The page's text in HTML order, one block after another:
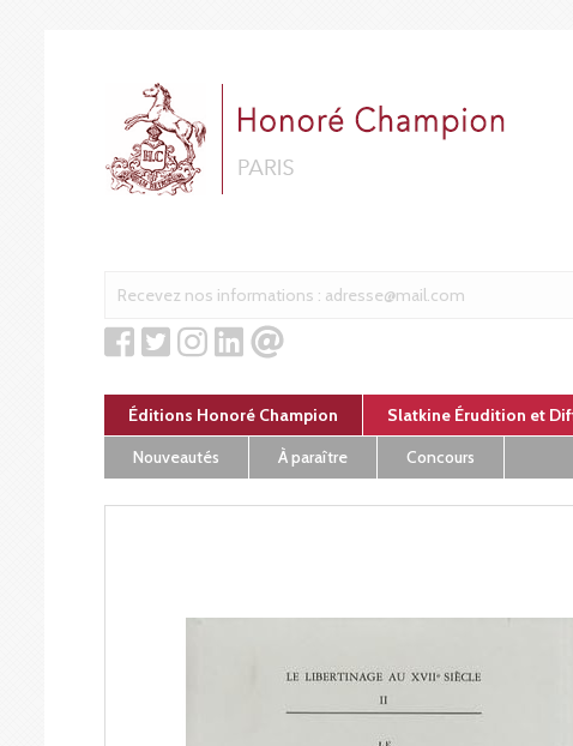
Éditions Honoré Champion Slatkine Érudition et
Nouveautés
À paraître Concours